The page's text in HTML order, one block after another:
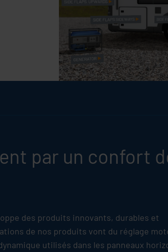
par un confort
des produits innovants, durables et
de nos produits vont du réglage
utilisés dans les panneaux